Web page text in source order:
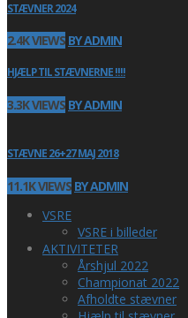
STÆVNER 2024
2.4K VIEWS BY ADMIN
HJÆLP TIL STÆVNERNE !!!!
3.3K VIEWS BY ADMIN
STÆVNE 26+27 MAJ 2018
11.1K VIEWS BY ADMIN
VSRE
VSRE i billeder
AKTIVITETER
Årshjul 2022
Championat 2022
Afholdte stævner